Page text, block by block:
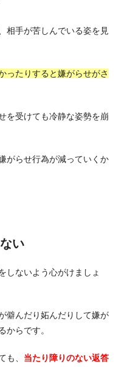
相手が苦しんでいる姿を見
ったりすると嫌がらせがさ
を受けても冷静な姿勢を崩
がらせ行為が減っていくか
い
しないよう心がけましょ
僻んだり妬んだりして嫌が
からです。
も、 当たり障りのない返答